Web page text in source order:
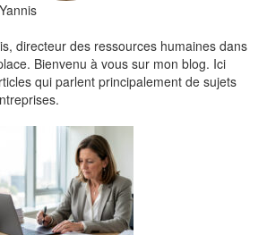
Yannis
directeur des ressources humaines dans
Bienvenu à vous sur mon blog. Ici
qui parlent principalement de sujets